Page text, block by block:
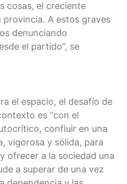
cosas, el creciente
provincia. A estos graves
denunciando
el partido”, se
el espacio, el desafío de
es “con el
confluir en una
vigorosa y sólida, para
ofrecer a la sociedad una
a superar de una vez